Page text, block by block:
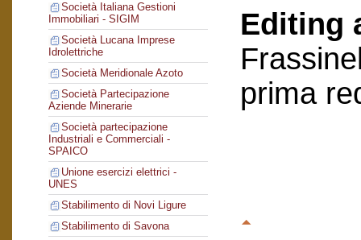
Società Italiana Gestioni
Immobiliari - SIGIM
Società Lucana Imprese
Idrolettriche
Società Meridionale Azoto
Società Partecipazione
Aziende Minerarie
Società partecipazione
Industriali e Commerciali -
SPAICO
Unione esercizi elettrici -
UNES
Stabilimento di Novi Ligure
Stabilimento di Savona
Editing
prima